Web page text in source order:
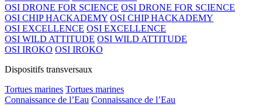
OSI DRONE FOR SCIENCE OSI DRONE FOR SCIENCE
OSI CHIP HACKADEMY OSI CHIP HACKADEMY
OSI EXCELLENCE OSI EXCELLENCE
OSI WILD ATTITUDE OSI WILD ATTITUDE
OSI IROKO OSI IROKO
Dispositifs transversaux
Tortues marines Tortues marines
Connaissance de l’Eau Connaissance de l’Eau